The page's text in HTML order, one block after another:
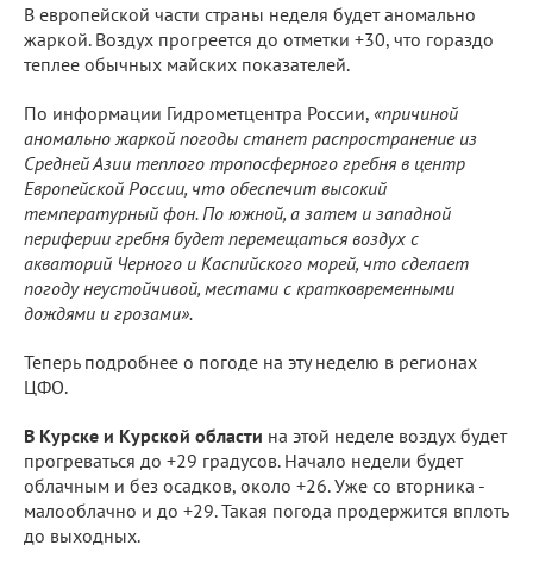
В европейской части страны неделя будет аномально
жаркой. Воздух прогреется до отметки +30, что гораздо
теплее обычных майских показателей.
По информации Гидрометцентра России, «причиной
аномально жаркой погоды станет распространение из
Средней Азии теплого тропосферного гребня в центр
Европейской России, что обеспечит высокий
температурный фон. По южной, а затем и западной
периферии гребня будет перемещаться воздух с
акваторий Черного и Каспийского морей, что сделает
погоду неустойчивой, местами с кратковременными
дождями и грозами».
Теперь подробнее о погоде на эту неделю в регионах
ЦФО.
В Курске и Курской области на этой неделе воздух будет
прогреваться до +29 градусов. Начало недели будет
облачным и без осадков, около +26. Уже со вторника -
малооблачно и до +29. Такая погода продержится вплоть
до выходных.